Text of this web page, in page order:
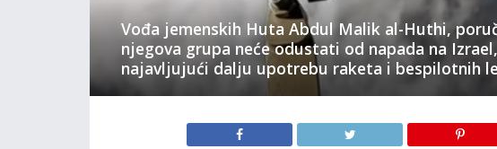
Vođa jemenskih Huta Abdul Malik al-Huthi,
njegova grupa neće odustati od napada na Izrael,
najavljujući dalju upotrebu raketa i bespilotnih